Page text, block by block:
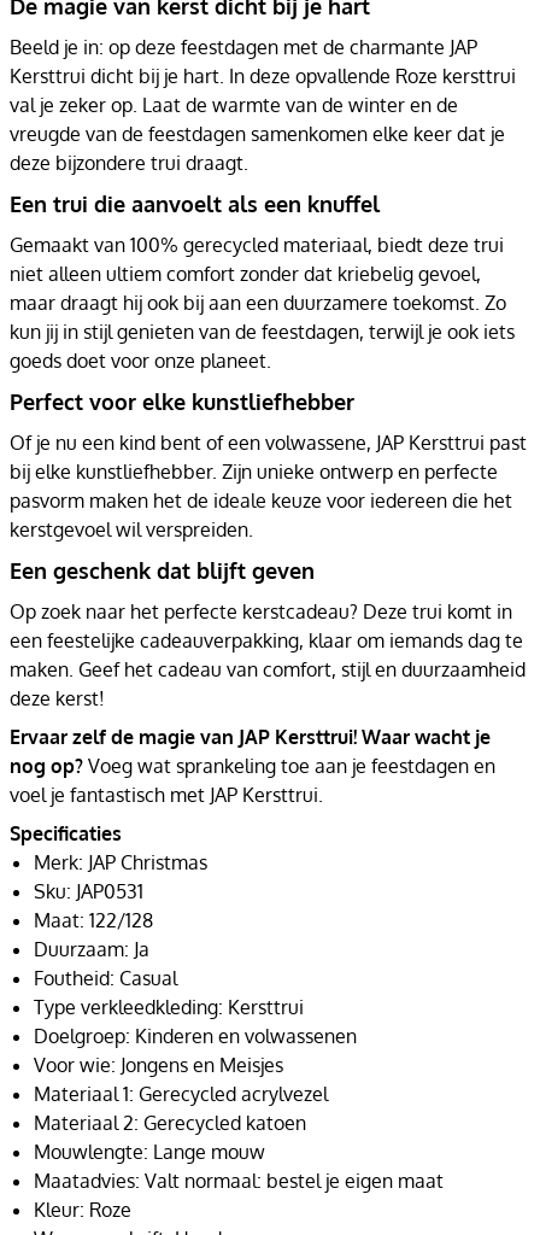
De magie van kerst dicht bij je hart
Beeld je in: op deze feestdagen met de charmante JAP
Kersttrui dicht bij je hart. In deze opvallende Roze kersttrui
val je zeker op. Laat de warmte van de winter en de
vreugde van de feestdagen samenkomen elke keer dat je
deze bijzondere trui draagt.
Een trui die aanvoelt als een knuffel
Gemaakt van 100% gerecycled materiaal, biedt deze trui
niet alleen ultiem comfort zonder dat kriebelig gevoel,
maar draagt hij ook bij aan een duurzamere toekomst. Zo
kun jij in stijl genieten van de feestdagen, terwijl je ook iets
goeds doet voor onze planeet.
Perfect voor elke kunstliefhebber
Of je nu een kind bent of een volwassene, JAP Kersttrui past
bij elke kunstliefhebber. Zijn unieke ontwerp en perfecte
pasvorm maken het de ideale keuze voor iedereen die het
kerstgevoel wil verspreiden.
Een geschenk dat blijft geven
Op zoek naar het perfecte kerstcadeau? Deze trui komt in
een feestelijke cadeauverpakking, klaar om iemands dag te
maken. Geef het cadeau van comfort, stijl en duurzaamheid
deze kerst!
Ervaar zelf de magie van JAP Kersttrui! Waar wacht je
nog op? Voeg wat sprankeling toe aan je feestdagen en
voel je fantastisch met JAP Kersttrui.
Specificaties
Merk: JAP Christmas
Sku: JAP0531
Maat: 122/128
Duurzaam: Ja
Foutheid: Casual
Type verkleedkleding: Kersttrui
Doelgroep: Kinderen en volwassenen
Voor wie: Jongens en Meisjes
Materiaal 1: Gerecycled acrylvezel
Materiaal 2: Gerecycled katoen
Mouwlengte: Lange mouw
Maatadvies: Valt normaal: bestel je eigen maat
Kleur: Roze